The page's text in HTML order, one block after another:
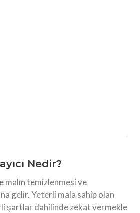
Nedir?
malın temizlenmesi ve
gelir. Yeterli mala sahip olan
şartlar dahilinde zekat vermekle